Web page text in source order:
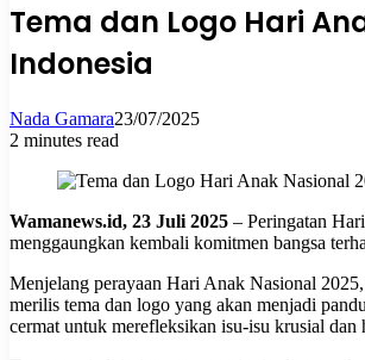
Tema dan Logo Hari
Indonesia
Nada Gamara23/07/2025
2 minutes read
Wamanews.id, 23 Juli 2025 – Peringatan
menggaungkan kembali komitmen bangsa
Menjelang perayaan Hari Anak Nasional
merilis tema dan logo yang akan menjadi
cermat untuk merefleksikan isu-isu krusial dan